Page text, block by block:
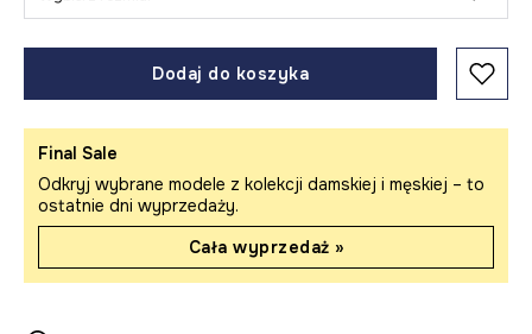
Dodaj do koszyka
Final Sale
Odkryj wybrane modele z kolekcji damskiej i męskiej – to
ostatnie dni wyprzedaży.
Cała wyprzedaż »